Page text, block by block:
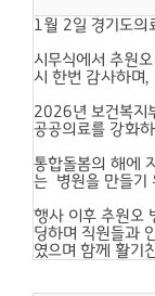
1월 2일 경기도의
시무식에서 추원
시 한번 감사하며,
2026년 보건복지
공공의료를 강화
통합돌봄의 해에
는 병원을 만들기
행사 이후 추원오
딩하며 직원들과
였으며 함께 활기